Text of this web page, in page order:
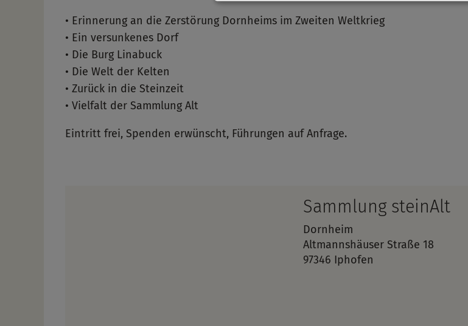
• Erinnerung an die Zerstörung Dornheims im Zweiten Weltkrieg
• Ein versunkenes Dorf
• Die Burg Linabuck
• Die Welt der Kelten
• Zurück in die Steinzeit
• Vielfalt der Sammlung Alt
Eintritt frei, Spenden erwünscht, Führungen auf Anfrage.
Sammlung steinAlt
Dornheim
Altmannshäuser Straße 18
97346 Iphofen